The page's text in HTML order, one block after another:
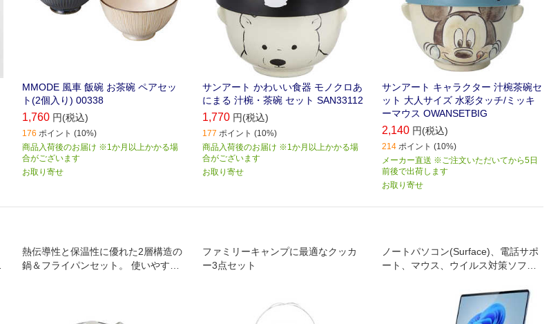
MMODE 風車 飯碗 お茶碗 ペアセッ
ト(2個入り) 00338
1,760 円(税込)
176 ポイント (10%)
商品入荷後のお届け ※1か月以上かかる場
合がございます
お取り寄せ
サンアート かわいい食器 モノクロあ
にまる 汁椀・茶碗 セット SAN33112
1,770 円(税込)
177 ポイント (10%)
商品入荷後のお届け ※1か月以上かかる場
合がございます
お取り寄せ
サンアート キャラクター 汁椀茶碗セ
ット 大人サイズ 水彩タッチ/ミッキ
ーマウス OWANSETBIG
2,140 円(税込)
214 ポイント (10%)
メーカー直送 ※ご注文いただいてから5日
前後で出荷します
お取り寄せ
熱伝導性と保温性に優れた2層構造の
鍋＆フライパンセット。 使いやす
ファミリーキャンプに最適なクッカ
ー3点セット
ノートパソコン(Surface)、電話サポ
ート、マウス、ウイルス対策ソフ
トになった商品です。